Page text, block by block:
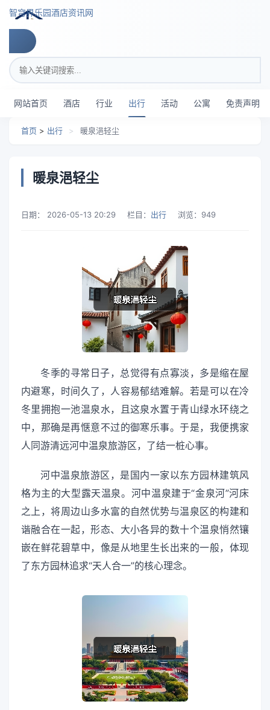
智穹界乐园酒店资讯网
搜索关键词
网站首页 酒店 行业 出行 活动 公寓 免责声明
首页 > 出行 > 暖泉浥轻尘
暖泉浥轻尘
日期： 2026-05-13 20:29 栏目： 出行 浏览： 949
冬季的寻常日子，总觉得有点寡淡，多是缩在屋
内避寒，时间久了，人容易郁结难解。若是可以在冷
冬里拥抱一池温泉水，且这泉水置于青山绿水环绕之
中，那确是再惬意不过的御寒乐事。于是，我便携家
人同游清远河中温泉旅游区，了结一桩心事。
河中温泉旅游区，是国内一家以东方园林建筑风
格为主的大型露天温泉。河中温泉建于“金泉河”河床
之上，将周边山多水富的自然优势与温泉区的构建和
谐融合在一起，形态、大小各异的数十个温泉悄然镶
嵌在鲜花碧草中，像是从地里生长出来的一般，体现
了东方园林追求“天人合一”的核心理念。